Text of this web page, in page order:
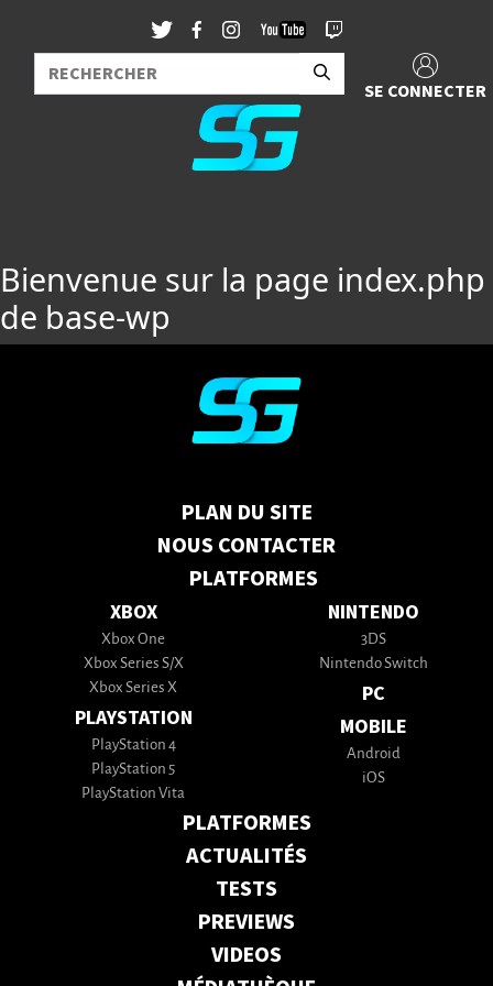
SE CONNECTER
Bienvenue sur la page index.php
de base-wp
PLAN DU SITE
NOUS CONTACTER
PLATFORMES
XBOX
Xbox One
Xbox Series S/X
Xbox Series X
PLAYSTATION
PlayStation 4
PlayStation 5
PlayStation Vita
NINTENDO
3DS
Nintendo Switch
PC
MOBILE
Android
iOS
PLATFORMES
ACTUALITÉS
TESTS
PREVIEWS
VIDEOS